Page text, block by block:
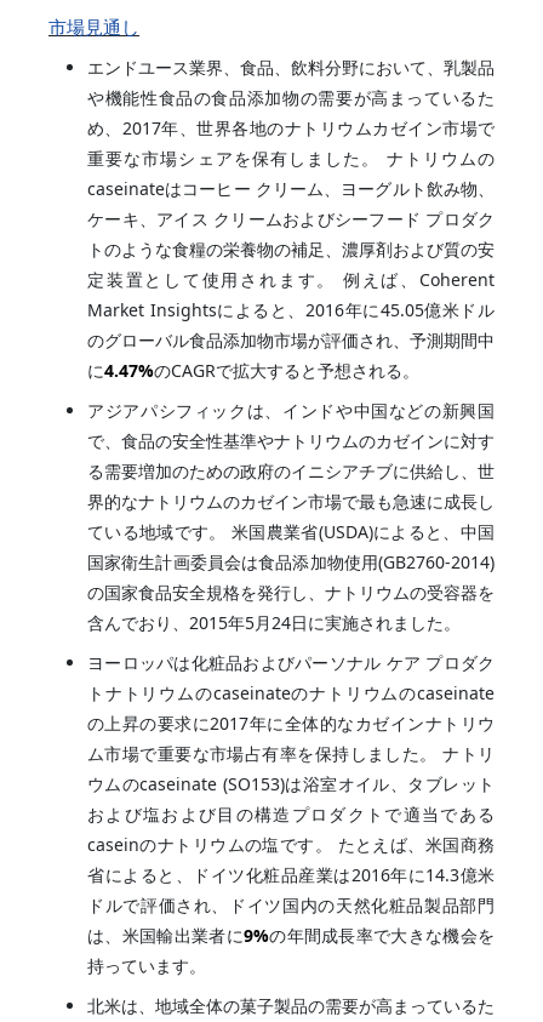
市場見通し
エンドユース業界、食品、飲料分野において、乳製品
や機能性食品の食品添加物の需要が高まっているた
め、2017年、世界各地のナトリウムカゼイン市場で
重要な市場シェアを保有しました。 ナトリウムの
caseinateはコーヒー クリーム、ヨーグルト飲み物、
ケーキ、アイス クリームおよびシーフード プロダク
トのような食糧の栄養物の補足、濃厚剤および質の安
定装置として使用されます。 例えば、Coherent
Market Insightsによると、2016年に45.05億米ドル
のグローバル食品添加物市場が評価され、予測期間中
に4.47%のCAGRで拡大すると予想される。
アジアパシフィックは、インドや中国などの新興国
で、食品の安全性基準やナトリウムのカゼインに対す
る需要増加のための政府のイニシアチブに供給し、世
界的なナトリウムのカゼイン市場で最も急速に成長し
ている地域です。 米国農業省(USDA)によると、中国
国家衛生計画委員会は食品添加物使用(GB2760-2014)
の国家食品安全規格を発行し、ナトリウムの受容器を
含んでおり、2015年5月24日に実施されました。
ヨーロッパは化粧品およびパーソナル ケア プロダク
トナトリウムのcaseinateのナトリウムのcaseinate
の上昇の要求に2017年に全体的なカゼインナトリウ
ム市場で重要な市場占有率を保持しました。 ナトリ
ウムのcaseinate (SO153)は浴室オイル、タブレット
および塩および目の構造プロダクトで適当である
caseinのナトリウムの塩です。 たとえば、米国商務
省によると、ドイツ化粧品産業は2016年に14.3億米
ドルで評価され、ドイツ国内の天然化粧品製品部門
は、米国輸出業者に9%の年間成長率で大きな機会を
持っています。
北米は、地域全体の菓子製品の需要が高まっているた